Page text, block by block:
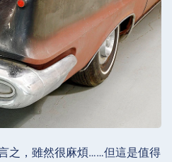
之，雖然很麻煩……但這是值得